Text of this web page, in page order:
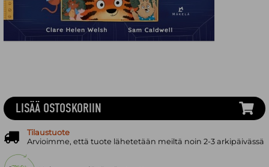
LISÄÄ OSTOSKORIIN
Tilaustuote
Arvioimme, että tuote lähetetään meiltä noin 2-3 arkipäivässä